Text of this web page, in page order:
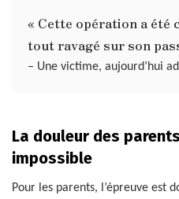
« Cette opération a été
tout ravagé sur son
– Une victime, aujourd’hui
La douleur des
impossible
Pour les parents, l’épreuve est